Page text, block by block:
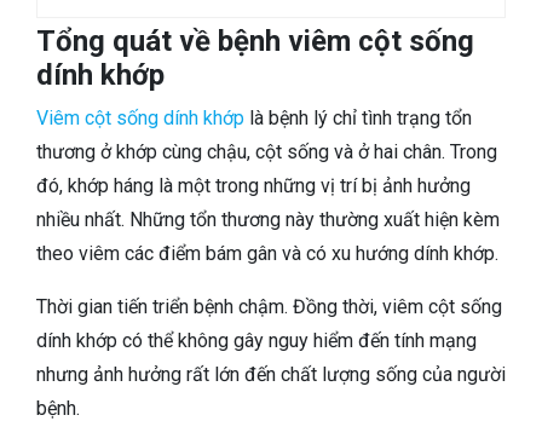
Tổng quát về bệnh viêm cột sống
dính khớp
Viêm cột sống dính khớp là bệnh lý chỉ tình trạng tổn
thương ở khớp cùng chậu, cột sống và ở hai chân. Trong
đó, khớp háng là một trong những vị trí bị ảnh hưởng
nhiều nhất. Những tổn thương này thường xuất hiện kèm
theo viêm các điểm bám gân và có xu hướng dính khớp.
Thời gian tiến triển bệnh chậm. Đồng thời, viêm cột sống
dính khớp có thể không gây nguy hiểm đến tính mạng
nhưng ảnh hưởng rất lớn đến chất lượng sống của người
bệnh.